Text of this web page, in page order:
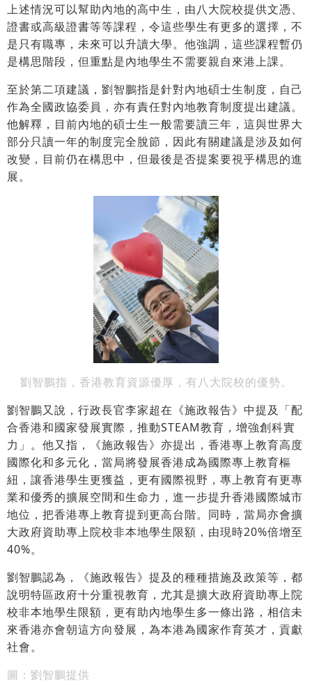
上述情況可以幫助內地的高中生，由八大院校提供文憑、
證書或高級證書等等課程，令這些學生有更多的選擇，不
是只有職專，未來可以升讀大學。他強調，這些課程暫仍
是構思階段，但重點是內地學生不需要親自來港上課。
至於第二項建議，劉智鵬指是針對內地碩士生制度，自己
作為全國政協委員，亦有責任對內地教育制度提出建議。
他解釋，目前內地的碩士生一般需要讀三年，這與世界大
部分只讀一年的制度完全脫節，因此有關建議是涉及如何
改變，目前仍在構思中，但最後是否提案要視乎構思的進
展。
劉智鵬指，香港教育資源優厚，有八大院校的優勢。
劉智鵬又說，行政長官李家超在《施政報告》中提及「配
合香港和國家發展實際，推動STEAM教育，增強創科實
力」。他又指，《施政報告》亦提出，香港專上教育高度
國際化和多元化，當局將發展香港成為國際專上教育樞
紐，讓香港學生更獲益，更有國際視野，專上教育有更專
業和優秀的擴展空間和生命力，進一步提升香港國際城市
地位，把香港專上教育提到更高台階。同時，當局亦會擴
大政府資助專上院校非本地學生限額，由現時20%倍增至
40%。
劉智鵬認為，《施政報告》提及的種種措施及政策等，都
說明特區政府十分重視教育，尤其是擴大政府資助專上院
校非本地學生限額，更有助內地學生多一條出路，相信未
來香港亦會朝這方向發展，為本港為國家作育英才，貢獻
社會。
圖：劉智鵬提供